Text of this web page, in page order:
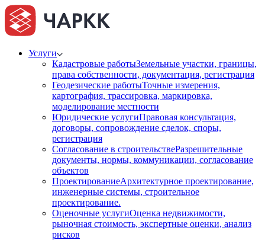
Услуги
Кадастровые работыЗемельные участки, границы,
права собственности, документация, регистрация
Геодезические работыТочные измерения,
картография, трассировка, маркировка,
моделирование местности
Юридические услугиПравовая консультация,
договоры, сопровождение сделок, споры,
регистрация
Согласование в строительствеРазрешительные
документы, нормы, коммуникации, согласование
объектов
ПроектированиеАрхитектурное проектирование,
инженерные системы, строительное
проектирование.
Оценочные услугиОценка недвижимости,
рыночная стоимость, экспертные оценки, анализ
рисков